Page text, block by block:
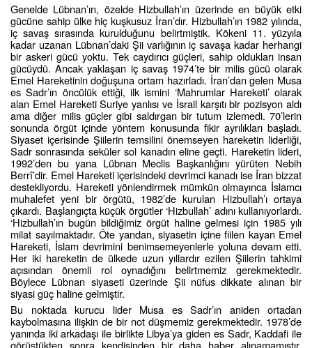
Genelde Lübnan’ın, özelde Hizbullah’ın üzerinde en büyük etki
gücüne sahip ülke hiç kuşkusuz İran’dır. Hizbullah’ın 1982 yılında,
iç savaş sırasında kurulduğunu belirtmiştik. Kökeni 11. yüzyıla
kadar uzanan Lübnan’daki Şii varlığının iç savaşa kadar herhangi
bir askeri gücü yoktu. Tek caydırıcı güçleri, sahip oldukları insan
gücüydü. Ancak yaklaşan iç savaş 1974’te bir milis gücü olarak
Emel Hareketinin doğuşuna ortam hazırladı. İran’dan gelen Musa
es Sadr’ın öncülük ettiği, ilk ismini ‘Mahrumlar Hareketi’ olarak
alan Emel Hareketi Suriye yanlısı ve İsrail karşıtı bir pozisyon aldı
ama diğer milis güçler gibi saldırgan bir tutum izlemedi. 70’lerin
sonunda örgüt içinde yöntem konusunda fikir ayrılıkları başladı.
Siyaset içerisinde Şiilerin temsilini önemseyen hareketin liderliği,
Sadr sonrasında seküler sol kanadın eline geçti. Hareketin lideri,
1992’den bu yana Lübnan Meclis Başkanlığını yürüten Nebih
Berrî’dir. Emel Hareketi içerisindeki devrimci kanadı ise İran bizzat
destekliyordu. Hareketi yönlendirmek mümkün olmayınca İslamcı
muhalefet yeni bir örgütü, 1982’de kurulan Hizbullah’ı ortaya
çıkardı. Başlangıçta küçük örgütler ‘Hizbullah’ adını kullanıyorlardı.
‘Hizbullah’ın bugün bildiğimiz örgüt haline gelmesi için 1985 yılı
milat sayılmaktadır. Öte yandan, siyasetin içine fiilen kayan Emel
Hareketi, İslam devrimini benimsemeyenlerle yoluna devam etti.
Her iki hareketin de ülkede uzun yıllardır ezilen Şiilerin tahkimi
açısından önemli rol oynadığını belirtmemiz gerekmektedir.
Böylece Lübnan siyaseti üzerinde Şii nüfus dikkate alınan bir
siyasi güç haline gelmiştir.
Bu noktada kurucu lider Musa es Sadr’ın aniden ortadan
kaybolmasına ilişkin de bir not düşmemiz gerekmektedir. 1978’de
yanında iki arkadaşı ile birlikte Libya’ya giden es Sadr, Kaddafi ile
görüştükten sonra kendisinden bir daha haber alınamamıştır.